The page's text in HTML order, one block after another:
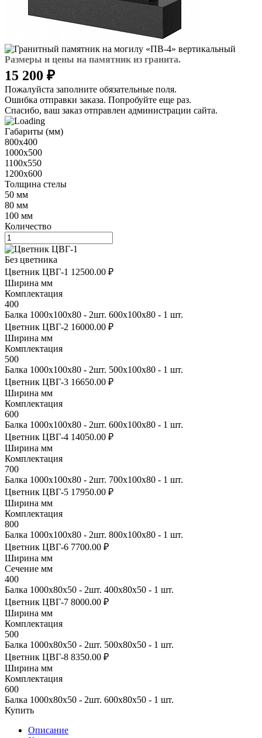
Размеры и цены на памятник из гранита.
15 200 ₽
Пожалуйста заполните обязательные поля.
Ошибка отправки заказа. Попробуйте еще раз.
Спасибо, ваш заказ отправлен администрации сайта.
Габариты (мм)
800х400
1000х500
1100х550
1200х600
Толщина стелы
50 мм
80 мм
100 мм
Количество
Без цветника
Цветник ЦВГ-1 12500.00 ₽
Ширина мм
Комплектация
400
Балка 1000х100х80 - 2шт. 600х100х80 - 1 шт.
Цветник ЦВГ-2 16000.00 ₽
Ширина мм
Комплектация
500
Балка 1000х100х80 - 2шт. 500х100х80 - 1 шт.
Цветник ЦВГ-3 16650.00 ₽
Ширина мм
Комплектация
600
Балка 1000х100х80 - 2шт. 600х100х80 - 1 шт.
Цветник ЦВГ-4 14050.00 ₽
Ширина мм
Комплектация
700
Балка 1000х100х80 - 2шт. 700х100х80 - 1 шт.
Цветник ЦВГ-5 17950.00 ₽
Ширина мм
Комплектация
800
Балка 1000х100х80 - 2шт. 800х100х80 - 1 шт.
Цветник ЦВГ-6 7700.00 ₽
Ширина мм
Сечение мм
400
Балка 1000х80х50 - 2шт. 400х80х50 - 1 шт.
Цветник ЦВГ-7 8000.00 ₽
Ширина мм
Комплектация
500
Балка 1000х80х50 - 2шт. 500х80х50 - 1 шт.
Цветник ЦВГ-8 8350.00 ₽
Ширина мм
Комплектация
600
Балка 1000х80х50 - 2шт. 600х80х50 - 1 шт.
Купить
Описание